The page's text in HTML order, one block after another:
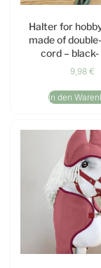
Halter for
made of
cord –
9,98 €
In den